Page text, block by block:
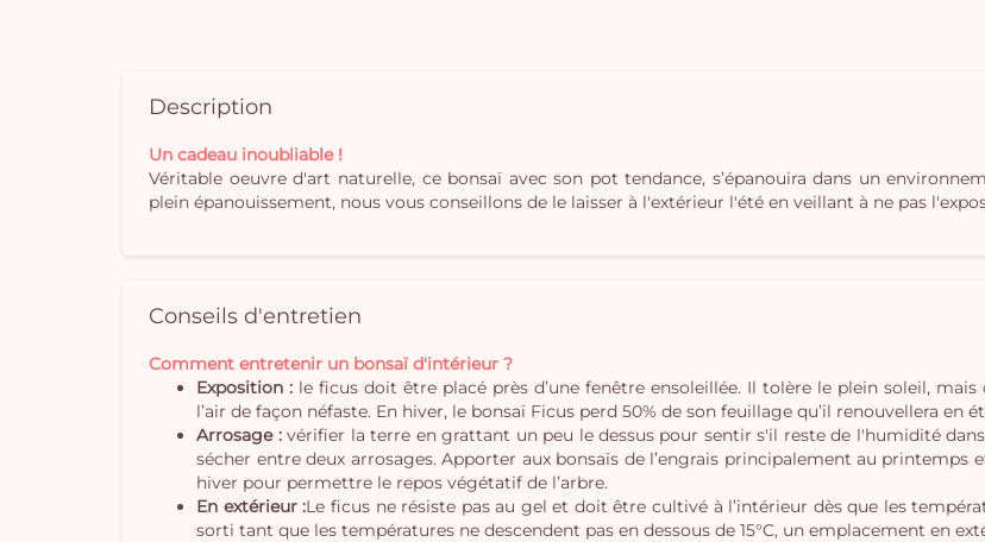
Description
Un cadeau inoubliable !
Véritable oeuvre d'art naturelle, ce bonsaï avec son pot tendance, s’épanouira dans un
plein épanouissement, nous vous conseillons de le laisser à l'extérieur l'été en veillant à ne pas
Conseils d'entretien
Comment entretenir un bonsaï d'intérieur ?
Exposition : le ficus doit être placé près d’une fenêtre ensoleillée. Il tolère le plein soleil,
l’air de façon néfaste. En hiver, le bonsaï Ficus perd 50% de son feuillage qu’il renouvellera en
Arrosage :vérifier la terre en grattant un peu le dessus pour sentir s'il reste de l'humidité
sécher entre deux arrosages. Apporter aux bonsaïs de l’engrais principalement au
hiver pour permettre le repos végétatif de l’arbre.
En extérieur :Le ficus ne résiste pas au gel et doit être cultivé à l’intérieur dès que les
sorti tant que les températures ne descendent pas en dessous de 15°C, un emplacement en